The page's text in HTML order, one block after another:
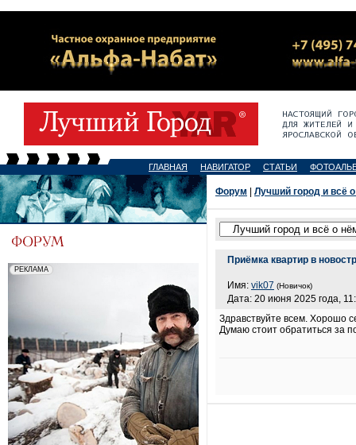
ГЛАВНАЯ НАВИГАТОР СТАТЬИ
Форум Лучший город и всё
Приёмка квартир в
Имя: vik07 (Новичок)
Дата: 20 июня 2025 года,
Здравствуйте всем. Хорошо
Думаю стоит обратиться за